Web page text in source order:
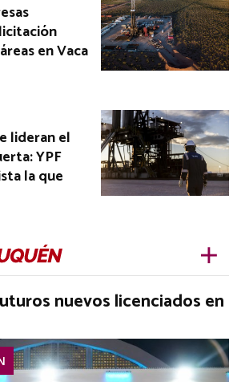
en Vaca
lideran el
YPF
la que
nuevos licenciados en